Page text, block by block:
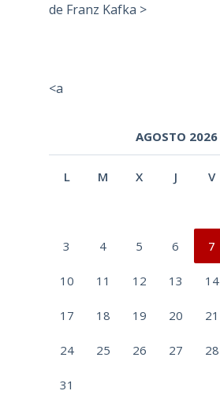
de Franz Kafka >
<a
AGOSTO 2026
L M X J V
3 4 5 6 7
10 11 12 13 14
17 18 19 20 21
24 25 26 27 28
31